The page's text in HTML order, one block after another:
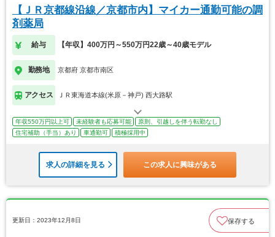
【ＪＲ京都線沿線／京都市内】マイカー通勤可能の調
剤薬局
給与 【年収】400万円～550万円22歳～40歳モデル
勤務地 京都府 京都市南区
アクセス ＪＲ東海道本線(米原－神戸) 西大路駅
年収550万円以上可 未経験者も応募可能
原則、引越しを伴う転勤なし
住宅補助（手当）あり
車通勤可 積極採用中
求人の詳細を見る この求人に興味がある
更新日：2023年12月8日 保存する